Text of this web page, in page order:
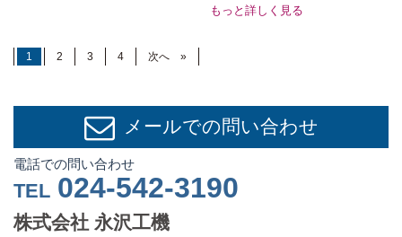
もっと詳しく見る
1 2 3 4 次へ »
メールでの問い合わせ
電話での問い合わせ
TEL 024-542-3190
株式会社 永沢工機